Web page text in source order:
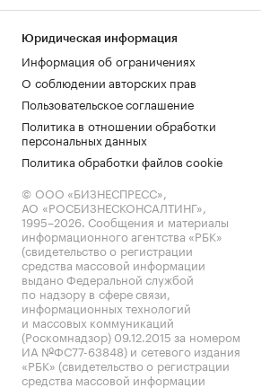
Юридическая информация
Информация об ограничениях
О соблюдении авторских прав
Пользовательское соглашение
Политика в отношении обработки
персональных данных
Политика обработки файлов cookie
© ООО «БИЗНЕСПРЕСС»,
АО «РОСБИЗНЕСКОНСАЛТИНГ»,
1995–2026. Сообщения и материалы
информационного агентства «РБК»
(свидетельство о регистрации
средства массовой информации
выдано Федеральной службой
по надзору в сфере связи,
информационных технологий
и массовых коммуникаций
(Роскомнадзор) 09.12.2015 за номером
ИА №ФС77-63848) и сетевого издания
«РБК» (свидетельство о регистрации
средства массовой информации